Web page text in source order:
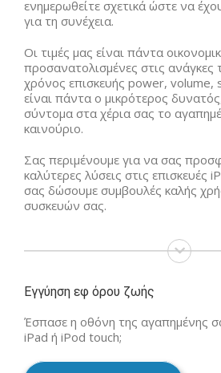
ενημερωθείτε σχετικά ώστε να
για τη συνέχεια.
Οι τιμές μας είναι πάντα
προσανατολισμένες στις
χρόνος επισκευής power, volume,
είναι πάντα ο μικρότερος
σύντομα στα χέρια σας το
καινούριο.
Σας περιμένουμε για να σας
καλύτερες λύσεις στις επισκευές
σας δώσουμε συμβουλές καλής
συσκευών σας.
Εγγύηση εφ όρου ζωής
Έσπασε η οθόνη της αγαπημένης
iPad ή iPod touch;